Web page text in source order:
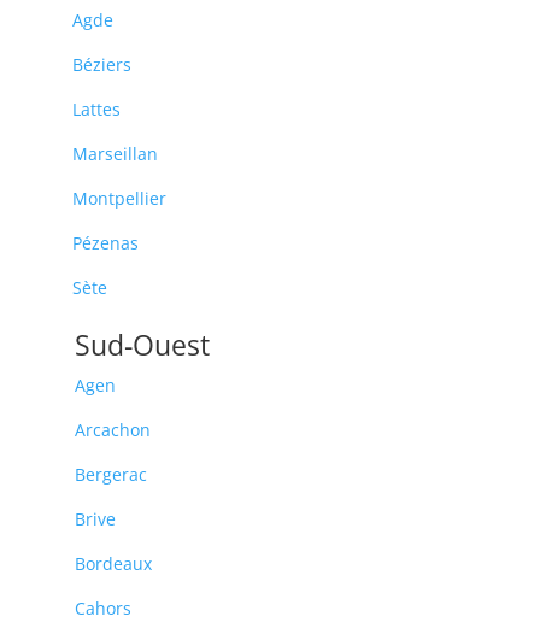
Agde
Béziers
Lattes
Marseillan
Montpellier
Pézenas
Sète
Sud-Ouest
Agen
Arcachon
Bergerac
Brive
Bordeaux
Cahors